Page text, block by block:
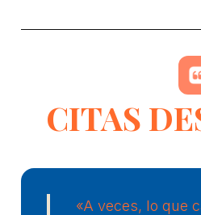
CITAS
«A veces, lo que